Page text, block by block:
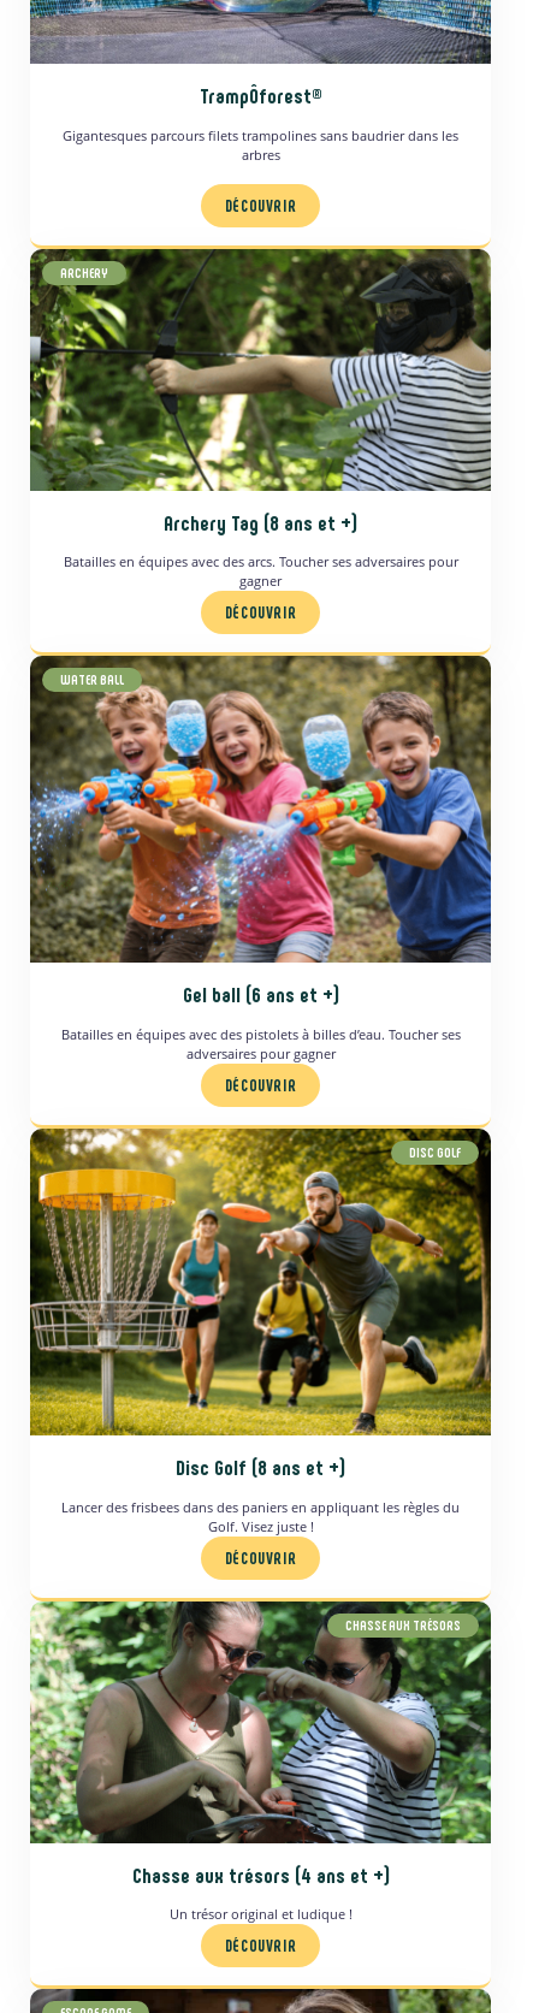
TrampÔforest®
Gigantesques parcours filets trampolines sans baudrier dans les
arbres
DÉCOUVRIR
ARCHERY
Archery Tag (8 ans et +)
Batailles en équipes avec des arcs. Toucher ses adversaires pour
gagner
DÉCOUVRIR
WATER BALL
Gel ball (6 ans et +)
Batailles en équipes avec des pistolets à billes d’eau. Toucher ses
adversaires pour gagner
DÉCOUVRIR
DISC GOLF
Disc Golf (8 ans et +)
Lancer des frisbees dans des paniers en appliquant les règles du
Golf. Visez juste !
DÉCOUVRIR
CHASSE AUX TRÉSORS
Chasse aux trésors (4 ans et +)
Un trésor original et ludique !
DÉCOUVRIR